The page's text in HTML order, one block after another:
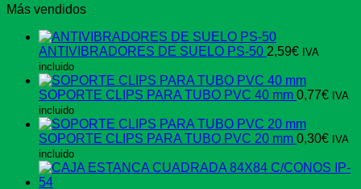
Más vendidos
ANTIVIBRADORES DE SUELO PS-50 2,59€ IVA
incluido
SOPORTE CLIPS PARA TUBO PVC 40 mm 0,77€ IVA
incluido
SOPORTE CLIPS PARA TUBO PVC 20 mm 0,30€ IVA
incluido